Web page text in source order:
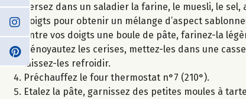
Versez dans un saladier la farine, le muesli, le
doigts pour obtenir un mélange d’aspect
entre vos doigts une boule de pâte, farinez-la
Dénoyautez les cerises, mettez-les dans une
laissez-les refroidir.
Préchauffez le four thermostat n°7 (210°).
Etalez la pâte, garnissez des petites moules à